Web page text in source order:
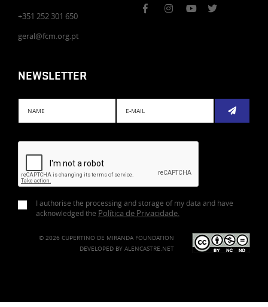
+351 252 301 650
geral@fcm.org.pt
NEWSLETTER
I authorise the processing and storage of my data and have
acknowledged the Política de Privacidade.
© 2026 CUPERTINO DE MIRANDA FOUNDATION
DEVELOPED BY ALENCASTRE.NET